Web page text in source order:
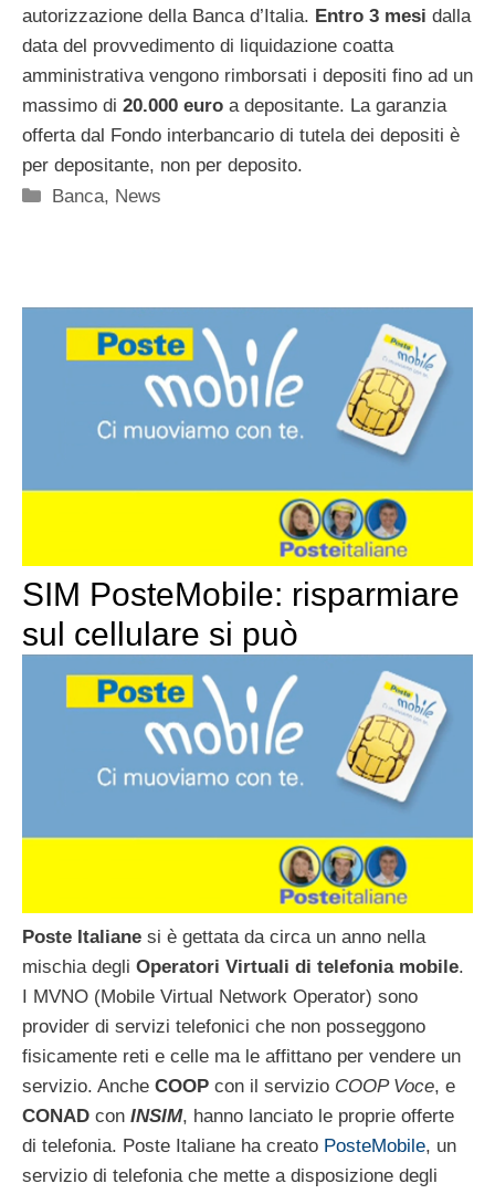
autorizzazione della Banca d’Italia. Entro 3 mesi dalla
data del provvedimento di liquidazione coatta
amministrativa vengono rimborsati i depositi fino ad un
massimo di 20.000 euro a depositante. La garanzia
offerta dal Fondo interbancario di tutela dei depositi è
per depositante, non per deposito.
Categorie
Banca, News
SIM PosteMobile: risparmiare
sul cellulare si può
Poste Italiane si è gettata da circa un anno nella
mischia degli Operatori Virtuali di telefonia mobile.
I MVNO (Mobile Virtual Network Operator) sono
provider di servizi telefonici che non posseggono
fisicamente reti e celle ma le affittano per vendere un
servizio. Anche COOP con il servizio COOP Voce, e
CONAD con INSIM, hanno lanciato le proprie offerte
di telefonia. Poste Italiane ha creato PosteMobile, un
servizio di telefonia che mette a disposizione degli